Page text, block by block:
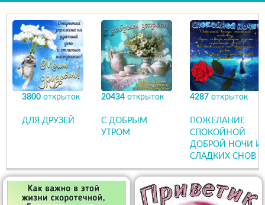
3800 открыток
ДЛЯ ДРУЗЕЙ
20434 открыток
С ДОБРЫМ
УТРОМ
4287 открыток
ПОЖЕЛАНИЕ
СПОКОЙНОЙ
ДОБРОЙ НОЧИ И
СЛАДКИХ СНОВ